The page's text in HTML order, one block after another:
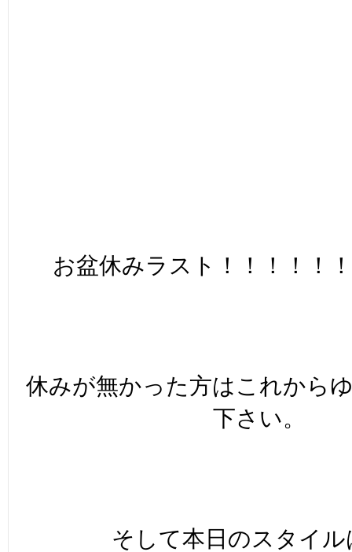
お盆休みラスト！！！！！
休みが無かった方はこれから
下さい。
そして本日のスタイル